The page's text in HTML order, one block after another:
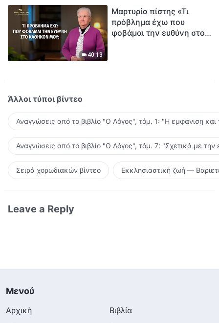
40:13
Μαρτυρία πίστης «Τι
πρόβλημα έχω που
φοβάμαι την ευθύνη στο
Άλλοι τύποι βίντεο
Αναγνώσεις από το βιβλίο "Ο Λόγος", τόμ. 1: "Η εμφάνιση
Αναγνώσεις από το βιβλίο "Ο Λόγος", τόμ. 7: "Σχετικά με την
Σειρά χορωδιακών βίντεο Εκκλησιαστική ζωή —
Leave a Reply
Μενού
Αρχική
Βιβλία